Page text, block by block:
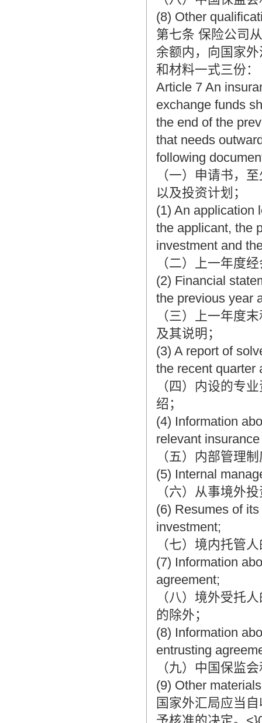
(8) Other
第七条 保险公司
余额内，向国家
和材料一式三份：
Article 7 An
exchange funds
the end of the
that needs
following
（一）申请书，
以及投资计划；
(1) An application
the applicant, the
investment and
（二）上一年度
(2) Financial
the previous year
（三）上一年度
及其说明；
(3) A report of
the recent quarter
（四）内设的专
绍；
(4) Information
relevant
（五）内部管理
(5) Internal
（六）从事境外
(6) Resumes of
investment;
（七）境内托管
(7) Information
agreement;
（八）境外受托
的除外；
(8) Information
entrusting
（九）中国保监
(9) Other
国家外汇局应当